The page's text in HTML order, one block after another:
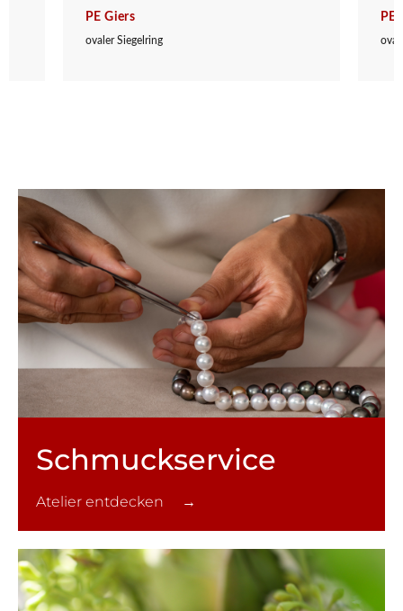
PE Giers
ovaler Siegelring
PE
Schmuck­service
Atelier entdecken →